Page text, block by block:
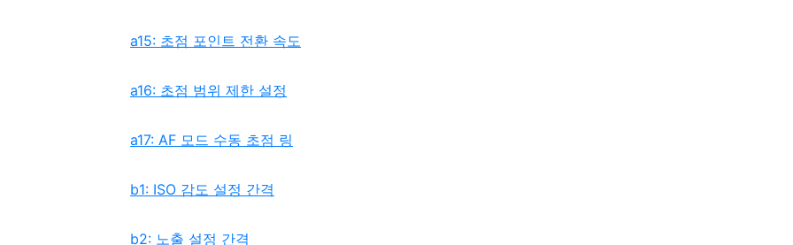
a15: 초점 포인트 전환 속도
a16: 초점 범위 제한 설정
a17: AF 모드 수동 초점 링
b1: ISO 감도 설정 간격
b2: 노출 설정 간격